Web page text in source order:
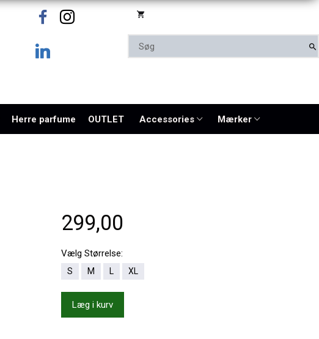
Herre parfume OUTLET Accessories Mærker
299,00
Vælg Størrelse:
S M L XL
Læg i kurv